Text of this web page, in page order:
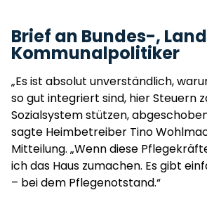
Brief an Bundes-,
Kommunalpolitiker
„Es ist absolut unverständlich,
so gut integriert sind, hier Steuern
Sozialsystem stützen,
sagte Heimbetreiber Tino
Mitteilung. „Wenn diese
ich das Haus zumachen. Es gibt
– bei dem Pflegenotstand.“